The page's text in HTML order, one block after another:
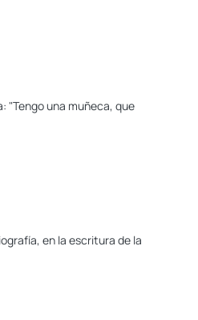
"Tengo una muñeca, que
en la escritura de la